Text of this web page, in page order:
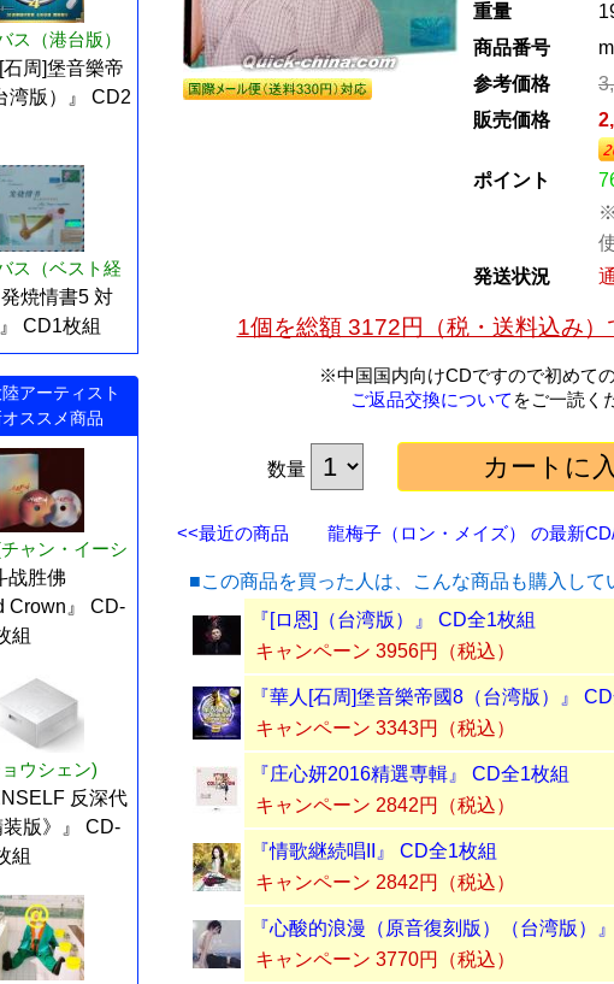
ス（港台版）
[石周]堡音樂帝
湾版）』 CD2
ス（ベスト経
発焼情書5 対
CD1枚組
アーティスト
ススメ商品
ャン・イーシ
战胜佛
Crown』 CD-
組
ウシェン)
反深代
版》』 CD-
組
重量
商品番号
参考価格
販売価格
ポイント
発送状況
1個を総額 3172円（税・送料込み）
※中国国内向けCDですので初めて
ご返品交換について をご一読く
数量
<<最近の商品 龍梅子（ロン・メイズ） の最新
■この商品を買った人は、こんな商品も購入して
『[ロ恩]（台湾版）』 CD全1枚組
キャンペーン 3956円（税込）
『華人[石周]堡音樂帝國8（台湾版）』
キャンペーン 3343円（税込）
『庄心妍2016精選専輯』 CD全1枚組
キャンペーン 2842円（税込）
『情歌継続唱II』 CD全1枚組
キャンペーン 2842円（税込）
『心酸的浪漫（原音復刻版）（台湾版）
キャンペーン 3770円（税込）